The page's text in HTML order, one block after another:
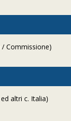
Commissione)
altri c. Italia)